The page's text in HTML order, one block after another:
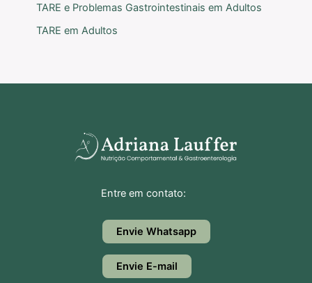
TARE e Problemas Gastrointestinais em Adultos
TARE em Adultos
Entre em contato:
Envie Whatsapp
Envie E-mail